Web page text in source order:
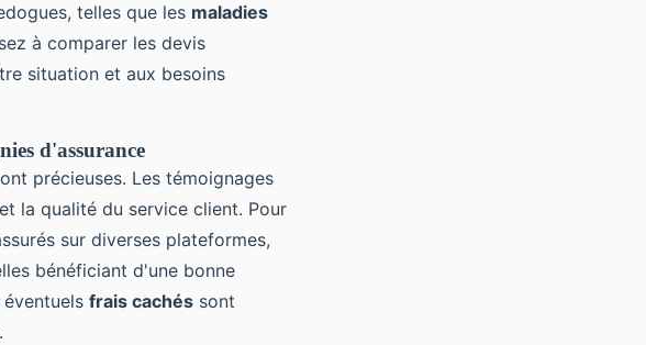
telles que les maladies
à comparer les devis
situation et aux besoins
d'assurance
précieuses. Les témoignages
la qualité du service client. Pour
sur diverses plateformes,
bénéficiant d'une bonne
frais cachés sont